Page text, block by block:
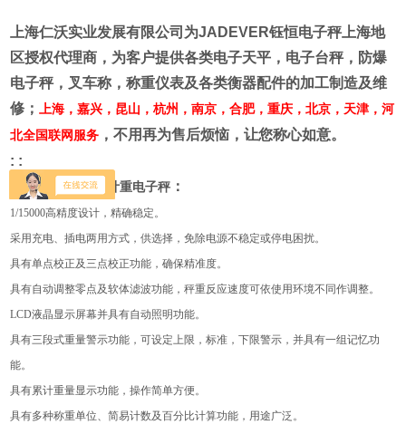
上海仁沃实业发展有限公司为JADEVER钰恒电子秤上海地
区授权代理商 ，为客户提供各类电子天平，电子台秤，防爆
电子秤，叉车称，称重仪表及各类衡器配件的加工制造及维
修； 上海，嘉兴，昆山，杭州，南京，合肥，重庆，北京，天津，河
北全国联网服务 ，不用再为售后烦恼，让您称心如意。
: :
钰恒JTS-LW新型计重电子秤 ：
1/15000高精度设计，精确稳定。
采用充电、插电两用方式，供选择，免除电源不稳定或停电困扰。
具有单点校正及三点校正功能，确保精准度。
具有自动调整零点及软体滤波功能，秤重反应速度可依使用环境不同作调整。
LCD液晶显示屏幕并具有自动照明功能。
具有三段式重量警示功能，可设定上限，标准，下限警示，并具有一组记忆功
能。
具有累计重量显示功能，操作简单方便。
具有多种称重单位、简易计数及百分比计算功能，用途广泛。